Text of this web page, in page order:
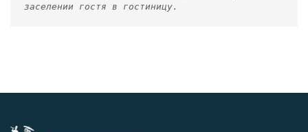
заселении гостя в гостиницу.